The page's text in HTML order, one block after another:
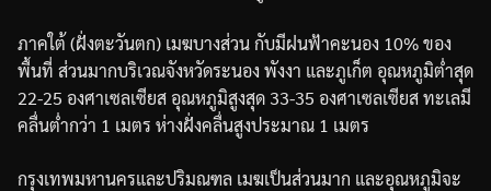
ภาคใต้(ฝั่งตะวันตก) เมฆบางส่วนกับมีฝนฟ้าคะนอง 10%ของ
พื้นที่ ส่วนมากบริเวณจังหวัดระนอง พังงา และภูเก็ต อุณหภูมิต่ำสุด
22-25 องศาเซลเซียสอุณหภูมิสูงสุด 33-35 องศาเซลเซียสทะเลมี
คลื่นต่ำกว่า 1 เมตร ห่างฝั่งคลื่นสูงประมาณ 1 เมตร
กรุงเทพมหานครและปริมณฑล เมฆเป็นส่วนมาก และอุณหภูมิจะ